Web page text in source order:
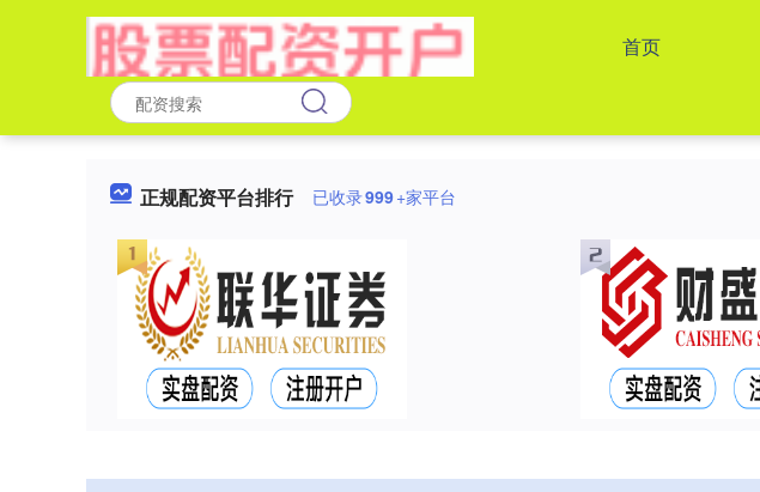
首页
正规配资平台排行 已收录999+家平台